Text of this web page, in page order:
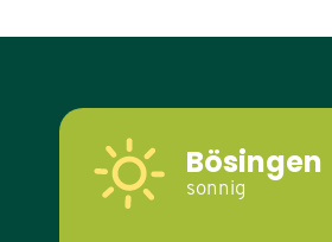
Bösingen
sonnig